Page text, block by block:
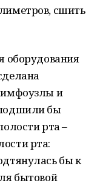
сшить
оборудования
и
бы
рта –
рта:
бы к
бытовой